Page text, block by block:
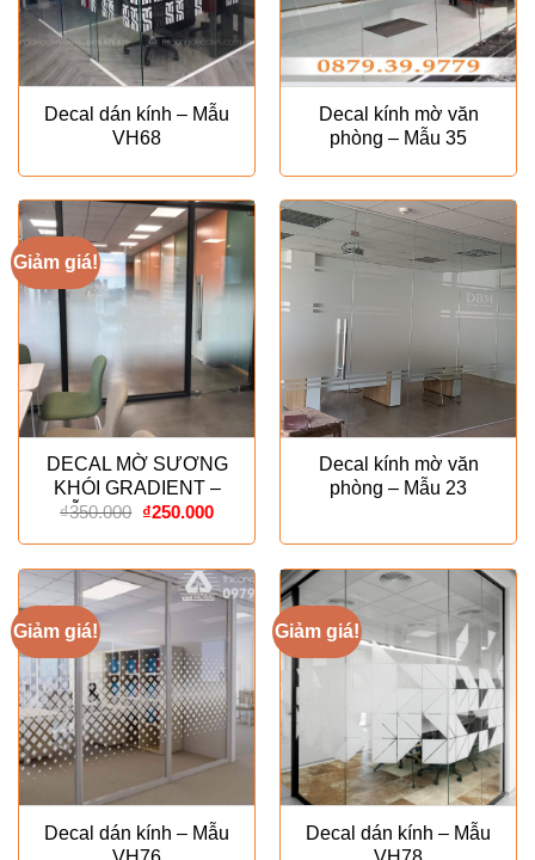
Decal dán kính – Mẫu
VH68
Decal kính mờ văn
phòng – Mẫu 35
Giảm giá!
DECAL MỜ SƯƠNG
KHÓI GRADIENT –
MẪU ESPECIALLY
₫350.000 Giá
là:
₫350.000.
₫250.000Giá
tại
là:
₫250.000.
Decal kính mờ văn
phòng – Mẫu 23
Giảm giá!
Decal dán kính – Mẫu
Giảm giá!
Decal dán kính – Mẫu